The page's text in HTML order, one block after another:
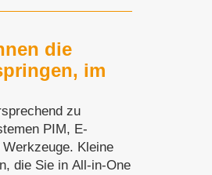
die
im
zu
PIM, E-
Kleine
die Sie in All-in-One